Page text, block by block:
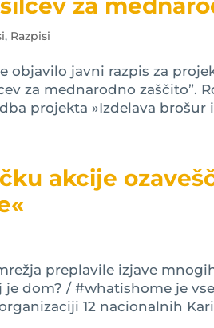
za
, Razpisi
objavilo javni razpis za
za mednarodno zaščito”.
projekta »Izdelava brošur
akcije
preplavile izjave
dom? / #whatishome je
12 nacionalnih